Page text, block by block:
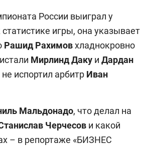
России выиграл у
игры, она указывает
Рашид Рахимовхладнокровно
Мирлинд Даку и Дардан
испортил арбитр Иван
Мальдонадо, что делал на
Черчесов и какой
– в репортаже «БИЗНЕС